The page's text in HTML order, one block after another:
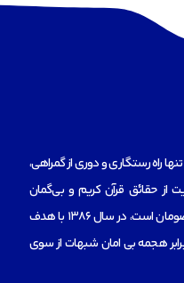
راه رستگاری و دوری از گمراهی،
از حقائق قرآن کریم و بی‌گمان
معارف اعتقادی سرلوحه آموزه‌های ائمه معصومان است، در سال 1386 با هدف
هجمه بی امان شبهات از سوی